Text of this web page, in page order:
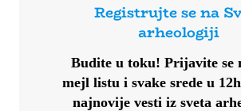
Registrujte se na
arheologiji
Budite u toku!Prijavite se
mejl listu i svake srede u
najnovije vesti iz sveta